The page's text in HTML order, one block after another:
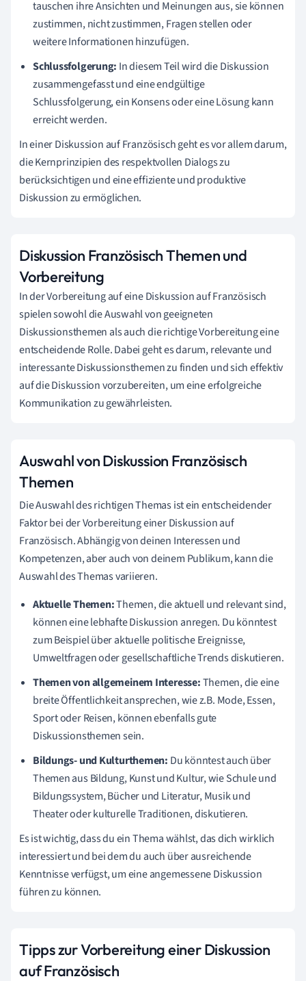
tauschen ihre Ansichten und Meinungen aus, sie können
zustimmen, nicht zustimmen, Fragen stellen oder
weitere Informationen hinzufügen.
Schlussfolgerung: In diesem Teil wird die Diskussion
zusammengefasst und eine endgültige
Schlussfolgerung, ein Konsens oder eine Lösung kann
erreicht werden.
In einer Diskussion auf Französisch geht es vor allem darum,
die Kernprinzipien des respektvollen Dialogs zu
berücksichtigen und eine effiziente und produktive
Diskussion zu ermöglichen.
Diskussion Französisch Themen und
Vorbereitung
In der Vorbereitung auf eine Diskussion auf Französisch
spielen sowohl die Auswahl von geeigneten
Diskussionsthemen als auch die richtige Vorbereitung eine
entscheidende Rolle. Dabei geht es darum, relevante und
interessante Diskussionsthemen zu finden und sich effektiv
auf die Diskussion vorzubereiten, um eine erfolgreiche
Kommunikation zu gewährleisten.
Auswahl von Diskussion Französisch
Themen
Die Auswahl des richtigen Themas ist ein entscheidender
Faktor bei der Vorbereitung einer Diskussion auf
Französisch. Abhängig von deinen Interessen und
Kompetenzen, aber auch von deinem Publikum, kann die
Auswahl des Themas variieren.
Aktuelle Themen:Themen, die aktuell und relevant sind,
können eine lebhafte Diskussion anregen. Du könntest
zum Beispiel über aktuelle politische Ereignisse,
Umweltfragen oder gesellschaftliche Trends diskutieren.
Themen von allgemeinem Interesse:Themen, die eine
breite Öffentlichkeit ansprechen, wie z.B. Mode, Essen,
Sport oder Reisen, können ebenfalls gute
Diskussionsthemen sein.
Bildungs- und Kulturthemen: Du könntest auch über
Themen aus Bildung, Kunst und Kultur, wie Schule und
Bildungssystem, Bücher und Literatur, Musik und
Theater oder kulturelle Traditionen, diskutieren.
Es ist wichtig, dass du ein Thema wählst, das dich wirklich
interessiert und bei dem du auch über ausreichende
Kenntnisse verfügst, um eine angemessene Diskussion
führen zu können.
Tipps zur Vorbereitung einer Diskussion
auf Französisch